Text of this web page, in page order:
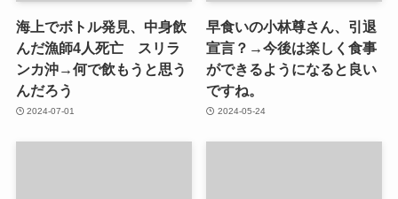
海上でボトル発見、中身飲
んだ漁師4人死亡 スリラ
ンカ沖→何で飲もうと思う
んだろう
2024-07-01
早食いの小林尊さん、引退
宣言？→今後は楽しく食事
ができるようになると良い
ですね。
2024-05-24